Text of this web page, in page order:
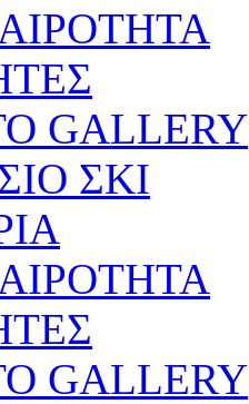
GALLERY
ΣΚΙ
GALLERY